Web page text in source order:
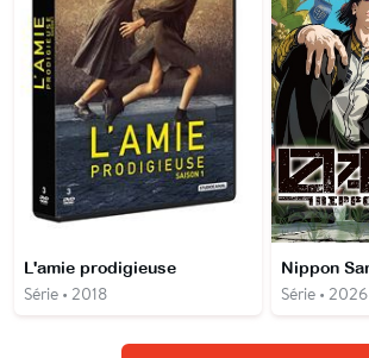
L'amie prodigieuse
Série • 2018 Série • 2026